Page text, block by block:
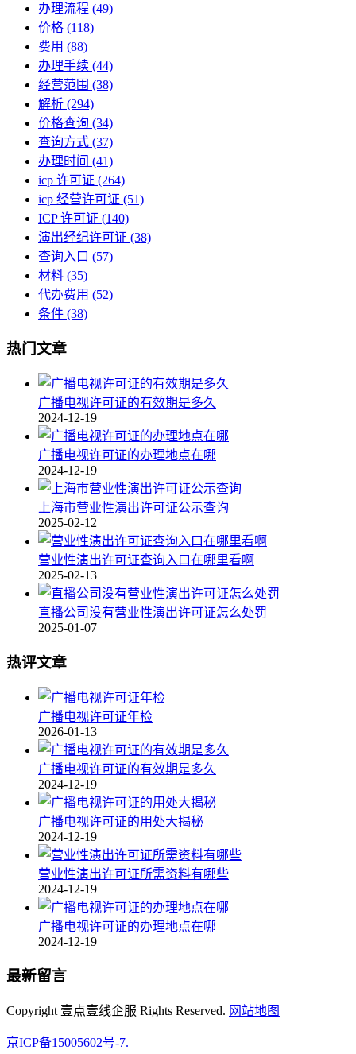
办理流程 (49)
价格 (118)
费用 (88)
办理手续 (44)
经营范围 (38)
解析 (294)
价格查询 (34)
查询方式 (37)
办理时间 (41)
icp 许可证 (264)
icp 经营许可证 (51)
ICP 许可证 (140)
演出经纪许可证 (38)
查询入口 (57)
材料 (35)
代办费用 (52)
条件 (38)
热门文章
广播电视许可证的有效期是多久
2024-12-19
广播电视许可证的办理地点在哪
2024-12-19
上海市营业性演出许可证公示查询
2025-02-12
营业性演出许可证查询入口在哪里看啊
2025-02-13
直播公司没有营业性演出许可证怎么处罚
2025-01-07
热评文章
广播电视许可证年检
2026-01-13
广播电视许可证的有效期是多久
2024-12-19
广播电视许可证的用处大揭秘
2024-12-19
营业性演出许可证所需资料有哪些
2024-12-19
广播电视许可证的办理地点在哪
2024-12-19
最新留言
Copyright 壹点壹线企服 Rights Reserved. 网站地图
京ICP备15005602号-7.